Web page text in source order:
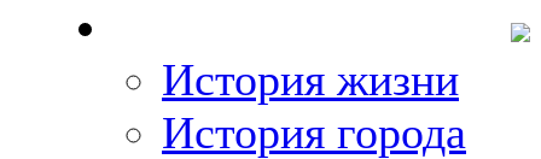
История жизни
История города